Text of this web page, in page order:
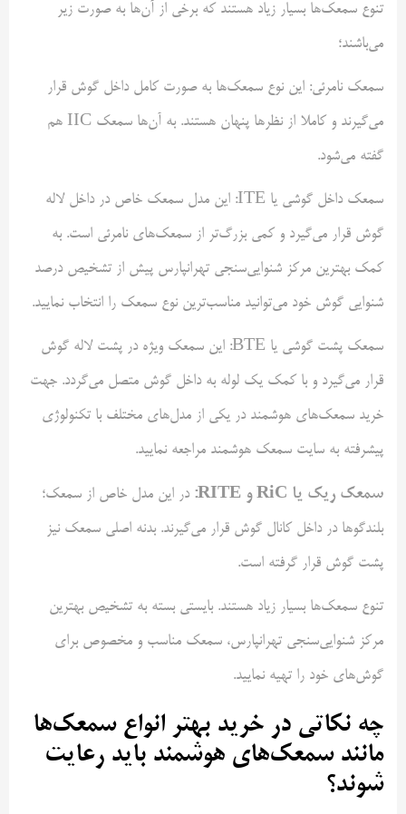
تنوع سمعک‌ها بسیار زیاد هستند که برخی از آن‌ها به صورت زیر
می‌باشند؛
سمعک نامرئی: این نوع سمعک‌ها به صورت کامل داخل گوش قرار
می‌گیرند و کاملا از نظر‌ها پنهان هستند. به آن‌ها سمعک IIC هم
گفته می‌شود.
سمعک داخل گوشی یا ITE: این مدل سمعک خاص در داخل لاله
گوش قرار می‌گیرد و کمی بزرگ‌تر از سمعک‌های نامرئی است. به
کمک بهترین مرکز شنوایی‌سنجی تهرانپارس پیش از تشخیص درصد
شنوایی گوش خود می‌توانید مناسب‌ترین نوع سمعک را انتخاب نمایید.
سمعک پشت گوشی یا BTE: این سمعک ویژه در پشت لاله گوش
قرار می‌گیرد و با کمک یک لوله به داخل گوش متصل می‌گردد. جهت
خرید سمعک‌های هوشمند در یکی از مدل‌های مختلف با تکنولوژی
پیشرفته به سایت سمعک هوشمند مراجعه نمایید.
سمعک ریک یا RiC و RITE:
در این مدل خاص از سمعک؛
بلندگوها در داخل کانال گوش قرار می‌گیرند. بدنه اصلی سمعک نیز
پشت گوش قرار گرفته است.
تنوع سمعک‌ها بسیار زیاد هستند. بایستی بسته به تشخیص بهترین
مرکز شنوایی‌سنجی تهرانپارس، سمعک مناسب و مخصوص برای
گوش‌های خود را تهیه نمایید.
چه نکاتی در خرید بهتر انواع سمعک‌ها
مانند سمعک‌های هوشمند باید رعایت
شوند؟